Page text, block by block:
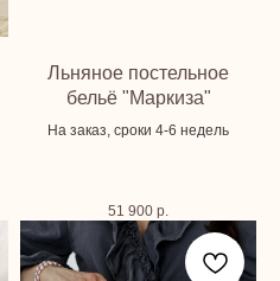
Льняное постельное
бельё "Маркиза"
На заказ, сроки 4-6 недель
51 900 р.